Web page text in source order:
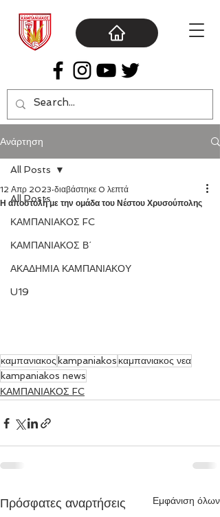
Ανάρτηση
All Posts
ΚΑΜΠΑΝΙΑΚΟΣ FC
ΚΑΜΠΑΝΙΑΚΟΣ Β΄
ΑΚΑΔΗΜΙΑ ΚΑΜΠΑΝΙΑΚΟΥ
U19
All Posts
Η αποστολή με την ομάδα του Νέστου Χρυσούπολης
12 Απρ 2023 διαβάστηκε 0 λεπτά
καμπανιακος kampaniakos καμπανιακος νεα
kampaniakos news
ΚΑΜΠΑΝΙΑΚΟΣ FC
Πρόσφατες αναρτήσεις Εμφάνιση όλων